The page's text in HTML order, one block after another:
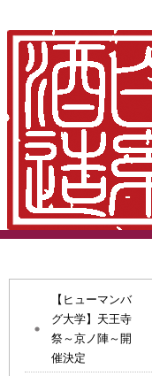
【ヒューマンバ
グ大学】天王寺
祭～京ノ陣～開
催決定